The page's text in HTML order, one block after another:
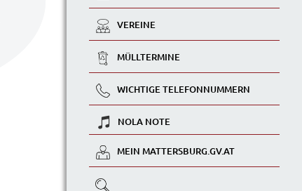
VEREINE
MÜLLTERMINE
WICHTIGE TELEFONNUMMERN
NOLA NOTE
MEIN MATTERSBURG.GV.AT